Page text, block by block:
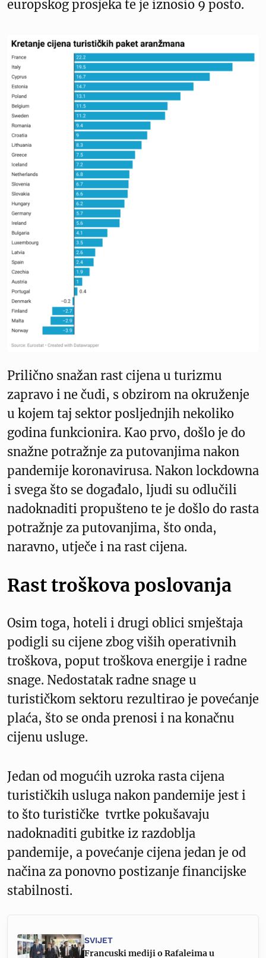
europskog prosjeka te je iznosio 9 posto.
Prilično snažan rast cijena u turizmu
zapravo i ne čudi, s obzirom na okruženje
u kojem taj sektor posljednjih nekoliko
godina funkcionira. Kao prvo, došlo je do
snažne potražnje za putovanjima nakon
pandemije koronavirusa. Nakon lockdowna
i svega što se događalo, ljudi su odlučili
nadoknaditi propušteno te je došlo do rasta
potražnje za putovanjima, što onda,
naravno, utječe i na rast cijena.
Rast troškova poslovanja
Osim toga, hoteli i drugi oblici smještaja
podigli su cijene zbog viših operativnih
troškova, poput troškova energije i radne
snage. Nedostatak radne snage u
turističkom sektoru rezultirao je povećanje
plaća, što se onda prenosi i na konačnu
cijenu usluge.
Jedan od mogućih uzroka rasta cijena
turističkih usluga nakon pandemije jest i
to što turističke tvrtke pokušavaju
nadoknaditi gubitke iz razdoblja
pandemije, a povećanje cijena jedan je od
načina za ponovno postizanje financijske
stabilnosti.
SVIJET
Francuski mediji o Rafaleima u